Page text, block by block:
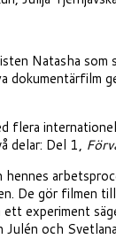
Natasha
flera
delar: Del 1,
De gör filmen
experiment
och